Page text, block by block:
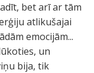
bet arī ar tām
atlikušajai
emocijām...
un
bija, tik